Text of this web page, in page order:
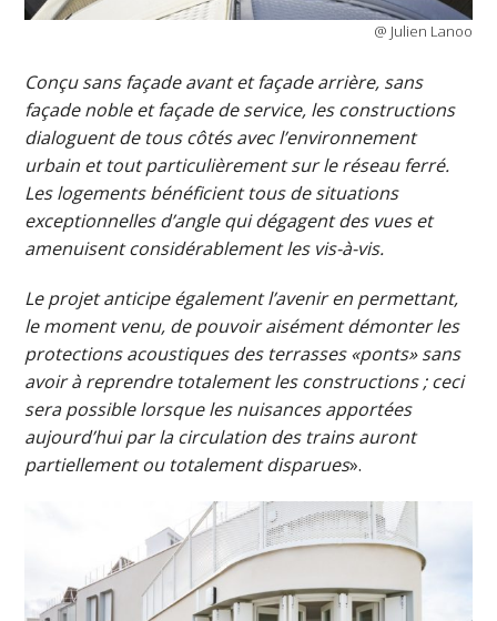
@ Julien Lanoo
Conçu sans façade avant et façade arrière, sans
façade noble et façade de service, les constructions
dialoguent de tous côtés avec l’environnement
urbain et tout particulièrement sur le réseau ferré.
Les logements bénéficient tous de situations
exceptionnelles d’angle qui dégagent des vues et
amenuisent considérablement les vis-à-vis.
Le projet anticipe également l’avenir en permettant,
le moment venu, de pouvoir aisément démonter les
protections acoustiques des terrasses «ponts» sans
avoir à reprendre totalement les constructions ; ceci
sera possible lorsque les nuisances apportées
aujourd’hui par la circulation des trains auront
partiellement ou totalement disparues».